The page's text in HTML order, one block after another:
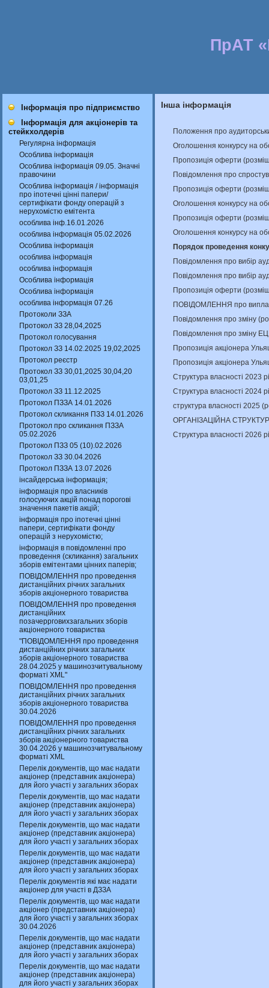
ПрАТ
Інформація про підприємство
Інформація для акціонерів та
стейкхолдерів
Регулярна інформація
Особлива інформація
Особлива інформація 09.05. Значні
правочини
Особлива інформація / інформація
про іпотечні цінні папери/
сертифікати фонду операцій з
нерухомістю емітента
особлива інф.16.01.2026
особлива інформація 05.02.2026
Особлива інформація
особлива інформація
особлива інформація
Особлива інформація
Особлива інформація
особлива інформація 07.26
Протоколи ЗЗА
Протокол ЗЗ 28,04,2025
Протокол голосування
Протокол ЗЗ 14.02.2025 19,02,2025
Протокол реєстр
Протокол ЗЗ 30,01,2025 30,04,20
03,01,25
Протокол ЗЗ 11.12.2025
Протокол ПЗЗА 14.01.2026
Протокол скликання ПЗЗ 14.01.2026
Протокол про скликання ПЗЗА
05.02.2026
Протокол ПЗЗ 05 (10).02.2026
Протокол ЗЗ 30.04.2026
Протокол ПЗЗА 13.07.2026
інсайдерська інформація;
інформація про власників
голосуючих акцій понад порогові
значення пакетів акцій;
інформація про іпотечні цінні
папери, сертифікати фонду
операцій з нерухомістю;
інформація в повідомленні про
проведення (скликання) загальних
зборів емітентами цінних паперів;
ПОВІДОМЛЕННЯ про проведення
дистанційних річних загальних
зборів акціонерного товариства
ПОВІДОМЛЕННЯ про проведення
дистанційних
позачеррговихзагальних зборів
акціонерного товариства
"ПОВІДОМЛЕННЯ про проведення
дистанційних річних загальних
зборів акціонерного товариства
28.04.2025 у машинозчитувальному
форматі XML"
ПОВІДОМЛЕННЯ про проведення
дистанційних річних загальних
зборів акціонерного товариства
30.04.2026
ПОВІДОМЛЕННЯ про проведення
дистанційних річних загальних
зборів акціонерного товариства
30.04.2026 у машинозчитувальному
форматі XML
Перелік документів, що має надати
акціонер (представник акціонера)
для його участі у загальних зборах
Перелік документів, що має надати
акціонер (представник акціонера)
для його участі у загальних зборах
Перелік документів, що має надати
акціонер (представник акціонера)
для його участі у загальних зборах
Перелік документів, що має надати
акціонер (представник акціонера)
для його участі у загальних зборах
Перелік документів які має надати
акціонер для участі в ДЗЗА
Перелік документів, що має надати
акціонер (представник акціонера)
для його участі у загальних зборах
30.04.2026
Перелік документів, що має надати
акціонер (представник акціонера)
для його участі у загальних зборах
Перелік документів, що має надати
акціонер (представник акціонера)
для його участі у загальних зборах
Інша інформація
Положення про
Оголошення конкурсу на
Пропозиція оферти
Повідомлення про
Пропозиція оферти
Оголошення конкурсу на
Пропозиція оферти
Оголошення конкурсу на
Порядок проведення
Повідомлення про вибір
Повідомлення про вибір
Пропозиція оферти
ПОВІДОМЛЕННЯ про
Повідомлення про зміну
Повідомлення про зміну
Пропозиція акціонера
Пропозиція акціонера
Структура власності 2023
Структура власності 2024
структура власності 2025
ОРГАНІЗАЦІЙНА
Структура власності 2026